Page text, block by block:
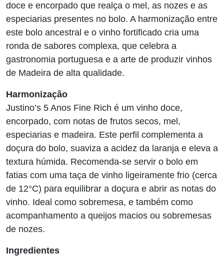
doce e encorpado que realça o mel, as nozes e as
especiarias presentes no bolo. A harmonização entre
este bolo ancestral e o vinho fortificado cria uma
ronda de sabores complexa, que celebra a
gastronomia portuguesa e a arte de produzir vinhos
de Madeira de alta qualidade.
Harmonização
Justino’s 5 Anos Fine Rich é um vinho doce,
encorpado, com notas de frutos secos, mel,
especiarias e madeira. Este perfil complementa a
doçura do bolo, suaviza a acidez da laranja e eleva a
textura húmida. Recomenda-se servir o bolo em
fatias com uma taça de vinho ligeiramente frio (cerca
de 12°C) para equilibrar a doçura e abrir as notas do
vinho. Ideal como sobremesa, e também como
acompanhamento a queijos macios ou sobremesas
de nozes.
Ingredientes